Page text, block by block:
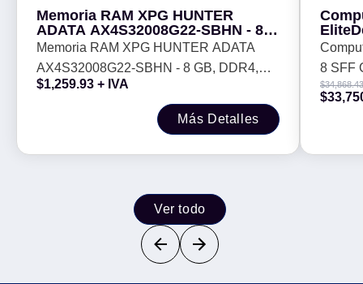
Memoria RAM XPG HUNTER
ADATA AX4S32008G22-SBHN - 8
GB, DDR4, 3200MT/s, SODIMM CL-
22 DISIPADOR ALUMINIO
Memoria RAM XPG HUNTER ADATA
AX4S32008G22-SBHN - 8 GB, DDR4,
3200MT/s, SODIMM CL-22 DISIPADOR
$1,259.93 + IVA
Más Detalles
Core
8 SFF
$34,868.43
$
Ver todo